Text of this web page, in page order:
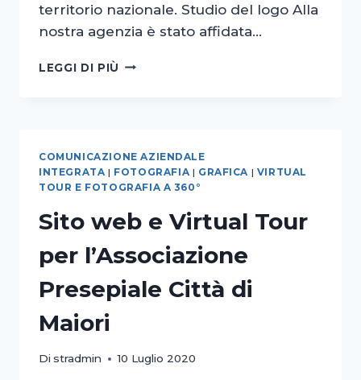
territorio nazionale. Studio del logo Alla
nostra agenzia è stato affidata…
LEGGI DI PIÙ AMALFI
COMUNICAZIONE AZIENDALE
INTEGRATA | FOTOGRAFIA | GRAFICA | VIRTUAL
TOUR E FOTOGRAFIA A 360°
Sito web e Virtual Tour
per l’Associazione
Presepiale Città di
Maiori
Di stradmin 10 Luglio 2020